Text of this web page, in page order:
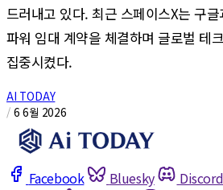
드러내고 있다. 최근 스페이스X는 구
파워 임대 계약을 체결하며 글로벌 테
집중시켰다.
AI TODAY
/ 6 6월 2026
Facebook Bluesky Discord